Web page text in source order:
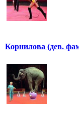
Корнилова (дев.